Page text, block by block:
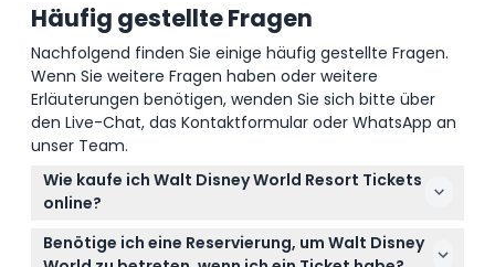
Häufig gestellte Fragen
Nachfolgend finden Sie einige häufig gestellte Fragen.
Wenn Sie weitere Fragen haben oder weitere
Erläuterungen benötigen, wenden Sie sich bitte über
den Live-Chat, das Kontaktformular oder WhatsApp an
unser Team.
Wie kaufe ich Walt Disney World Resort Tickets
online?
Sie können Ihre Walt Disney World Resort Tickets
ganz einfach hier auf dieser Website online kaufen.
Benötige ich eine Reservierung, um Walt Disney